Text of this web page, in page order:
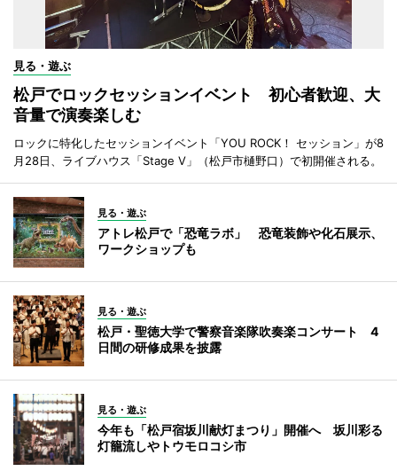
見る・遊ぶ
松戸でロックセッションイベント 初心者歓迎、大
音量で演奏楽しむ
ロックに特化したセッションイベント「YOU ROCK！ セッション」が8
月28日、ライブハウス「Stage V」（松戸市樋野口）で初開催される。
見る・遊ぶ
アトレ松戸で「恐竜ラボ」 恐竜装飾や化石展示、
ワークショップも
見る・遊ぶ
松戸・聖徳大学で警察音楽隊吹奏楽コンサート 4
日間の研修成果を披露
見る・遊ぶ
今年も「松戸宿坂川献灯まつり」開催へ 坂川彩る
灯籠流しやトウモロコシ市